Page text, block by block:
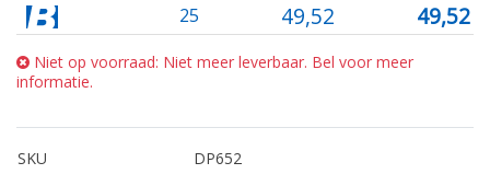
25 49,52 49,52
Niet op voorraad: Niet meer leverbaar. Bel voor meer
informatie.
SKU DP652